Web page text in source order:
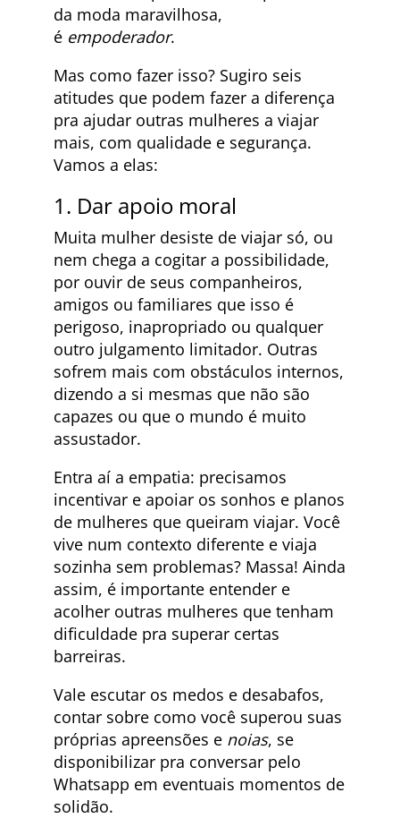
da moda maravilhosa,
é empoderador.
Mas como fazer isso? Sugiro seis
atitudes que podem fazer a diferença
pra ajudar outras mulheres a viajar
mais, com qualidade e segurança.
Vamos a elas:
1. Dar apoio moral
Muita mulher desiste de viajar só, ou
nem chega a cogitar a possibilidade,
por ouvir de seus companheiros,
amigos ou familiares que isso é
perigoso, inapropriado ou qualquer
outro julgamento limitador. Outras
sofrem mais com obstáculos internos,
dizendo a si mesmas que não são
capazes ou que o mundo é muito
assustador.
Entra aí a empatia: precisamos
incentivar e apoiar os sonhos e planos
de mulheres que queiram viajar. Você
vive num contexto diferente e viaja
sozinha sem problemas? Massa! Ainda
assim, é importante entender e
acolher outras mulheres que tenham
dificuldade pra superar certas
barreiras.
Vale escutar os medos e desabafos,
contar sobre como você superou suas
próprias apreensões e noias, se
disponibilizar pra conversar pelo
Whatsapp em eventuais momentos de
solidão.